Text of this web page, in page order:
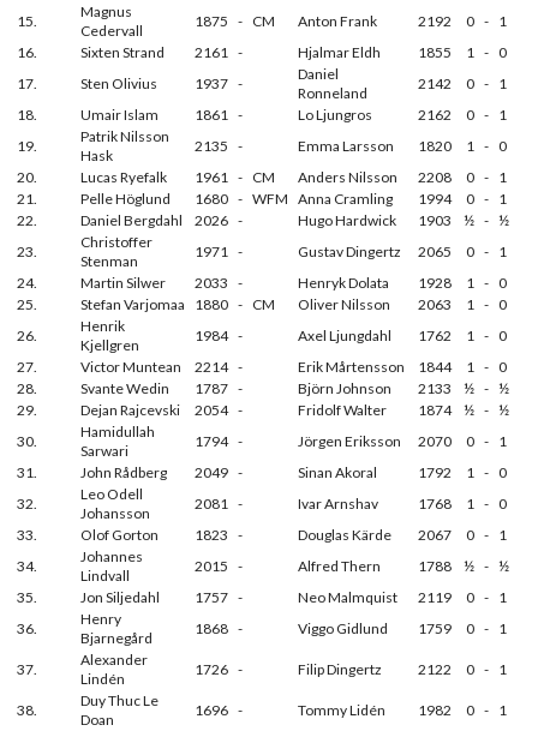
15.
Magnus
Cedervall
1875 - CM Anton Frank 2192 0 - 1
16.
Sixten Strand 2161 - Hjalmar Eldh 1855 1 - 0
17.
Sten Olivius 1937 -
Daniel
Ronneland
2142 0 - 1
18.
Umair Islam 1861 - Lo Ljungros 2162 0 - 1
19.
Patrik Nilsson
Hask
2135 - Emma Larsson 1820 1 - 0
20.
Lucas Ryefalk 1961 - CM Anders Nilsson 2208 0 - 1
21.
Pelle Höglund 1680 - WFM Anna Cramling 1994 0 - 1
22.
Daniel Bergdahl 2026 - Hugo Hardwick 1903 ½ - ½
23.
Christoffer
Stenman
1971 - Gustav Dingertz 2065 0 - 1
24.
Martin Silwer 2033 - Henryk Dolata 1928 1 - 0
25.
Stefan Varjomaa 1880 - CM Oliver Nilsson 2063 1 - 0
26.
Henrik
Kjellgren
1984 - Axel Ljungdahl 1762 1 - 0
27.
Victor Muntean 2214 - Erik Mårtensson 1844 1 - 0
28.
Svante Wedin 1787 - Björn Johnson 2133 ½ - ½
29.
Dejan Rajcevski 2054 - Fridolf Walter 1874 ½ - ½
30.
Hamidullah
Sarwari
1794 - Jörgen Eriksson 2070 0 - 1
31.
John Rådberg 2049 - Sinan Akoral 1792 1 - 0
32.
Leo Odell
Johansson
2081 - Ivar Arnshav 1768 1 - 0
33.
Olof Gorton 1823 - Douglas Kärde 2067 0 - 1
34.
Johannes
Lindvall
2015 - Alfred Thern 1788 ½ - ½
35.
Jon Siljedahl 1757 - Neo Malmquist 2119 0 - 1
36.
Henry
Bjarnegård
1868 - Viggo Gidlund 1759 0 - 1
37.
Alexander
Lindén
1726 - Filip Dingertz 2122 0 - 1
38.
Duy Thuc Le
Doan
1696 - Tommy Lidén 1982 0 - 1